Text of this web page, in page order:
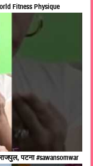
Fitness Physique
पटना #sawansomwar